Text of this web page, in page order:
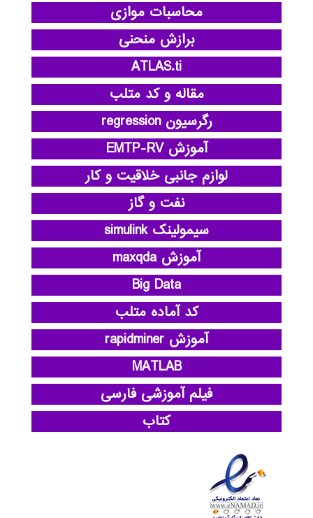
محاسبات موازی
برازش منحنی
ATLAS.ti
مقاله و کد متلب
رگرسیون regression
آموزش EMTP-RV
لوازم جانبی خلاقیت و کار
نفت و گاز
سیمولینک simulink
آموزش maxqda
Big Data
کد آماده متلب
آموزش rapidminer
MATLAB
فیلم آموزشی فارسی
کتاب